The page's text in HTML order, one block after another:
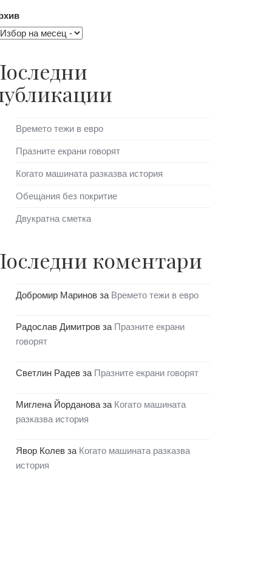
Времето тежи в евро
Празните екрани говорят
Когато машината разказва история
Обещания без покритие
Двукратна сметка
коментари
Добромир Маринов за Времето тежи в евро
Радослав Димитров за Празните екрани
говорят
Светлин Радев за Празните екрани говорят
Миглена Йорданова за Когато машината
разказва история
Явор Колев за Когато машината разказва
история